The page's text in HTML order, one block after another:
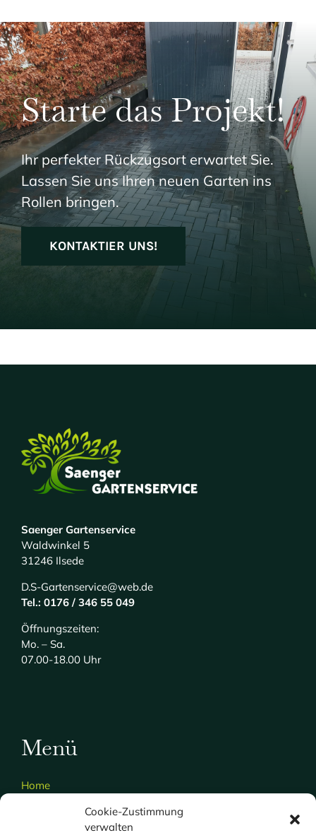
Cookie-Zustimmung
verwalten
Starte das Projekt!
Ihr perfekter Rückzugsort erwartet Sie.
Lassen Sie uns Ihren neuen Garten ins
Rollen bringen.
KONTAKTIER UNS!
Saenger Gartenservice
Waldwinkel 5
31246 Ilsede
D.S-Gartenservice@web.de
Tel.: 0176 / 346 55 049
Öffnungszeiten:
Mo. – Sa.
07.00-18.00 Uhr
Menü
Home
Gartenservice